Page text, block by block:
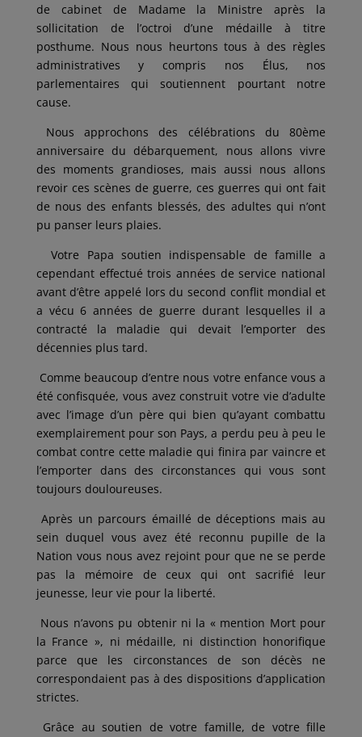
de cabinet de Madame la Ministre après la
sollicitation de l’octroi d’une médaille à titre
posthume. Nous nous heurtons tous à des règles
administratives y compris nos Élus, nos
parlementaires qui soutiennent pourtant notre
cause.
Nous approchons des célébrations du 80ème
anniversaire du débarquement, nous allons vivre
des moments grandioses, mais aussi nous allons
revoir ces scènes de guerre, ces guerres qui ont fait
de nous des enfants blessés, des adultes qui n’ont
pu panser leurs plaies.
Votre Papa soutien indispensable de famille a
cependant effectué trois années de service national
avant d’être appelé lors du second conflit mondial et
a vécu 6 années de guerre durant lesquelles il a
contracté la maladie qui devait l’emporter des
décennies plus tard.
Comme beaucoup d’entre nous votre enfance vous a
été confisquée, vous avez construit votre vie d’adulte
avec l’image d’un père qui bien qu’ayant combattu
exemplairement pour son Pays, a perdu peu à peu le
combat contre cette maladie qui finira par vaincre et
l’emporter dans des circonstances qui vous sont
toujours douloureuses.
Après un parcours émaillé de déceptions mais au
sein duquel vous avez été reconnu pupille de la
Nation vous nous avez rejoint pour que ne se perde
pas la mémoire de ceux qui ont sacrifié leur
jeunesse, leur vie pour la liberté.
Nous n’avons pu obtenir ni la « mention Mort pour
la France », ni médaille, ni distinction honorifique
parce que les circonstances de son décès ne
correspondaient pas à des dispositions d’application
strictes.
Grâce au soutien de votre famille, de votre fille